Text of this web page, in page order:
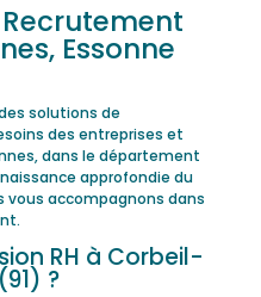
Essonne
solutions de
des entreprises et
dans le département
approfondie du
vous accompagnons dans
RH à Corbeil-
?